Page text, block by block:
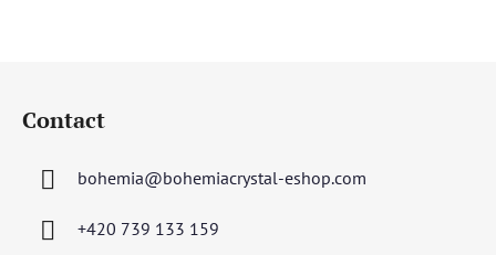
Contact
bohemia@bohemiacrystal-eshop.com
+420 739 133 159